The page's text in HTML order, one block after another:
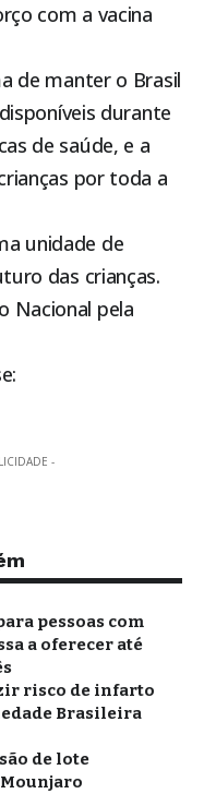
com a vacina
de manter o Brasil
durante
de saúde, e a
por toda a
unidade de
das crianças.
Nacional pela
-
pessoas com
a oferecer até
risco de infarto
Brasileira
de lote